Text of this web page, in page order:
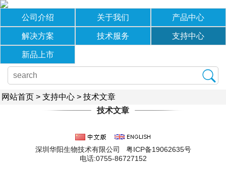
公司介绍 关于我们 产品中心
解决方案 技术服务 支持中心
新品上市
网站首页 > 支持中心 > 技术文章
技术文章
深圳华阳生物技术有限公司 粤ICP备19062635号
电话:0755-86727152